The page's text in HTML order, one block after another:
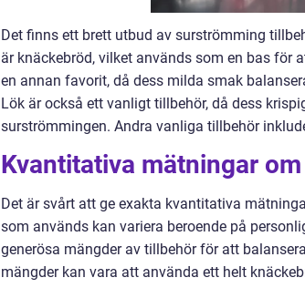
Det finns ett brett utbud av surströmming
är knäckebröd, vilket används som en bas för
en annan favorit, då dess milda smak
Lök är också ett vanligt tillbehör, då dess
surströmmingen. Andra vanliga tillbehör
Kvantitativa mätningar
Det är svårt att ge exakta kvantitativa
som används kan variera beroende på
generösa mängder av tillbehör för att
mängder kan vara att använda ett helt